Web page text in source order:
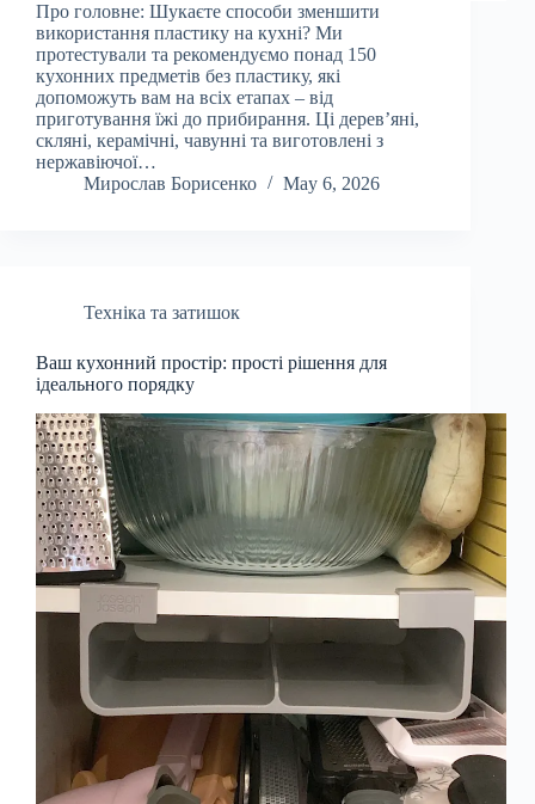
Про головне: Шукаєте способи зменшити
використання пластику на кухні? Ми
протестували та рекомендуємо понад 150
кухонних предметів без пластику, які
допоможуть вам на всіх етапах – від
приготування їжі до прибирання. Ці дерев’яні,
скляні, керамічні, чавунні та виготовлені з
нержавіючої…
Мирослав Борисенко
May 6, 2026
Техніка та затишок
Ваш кухонний простір: прості рішення для
ідеального порядку